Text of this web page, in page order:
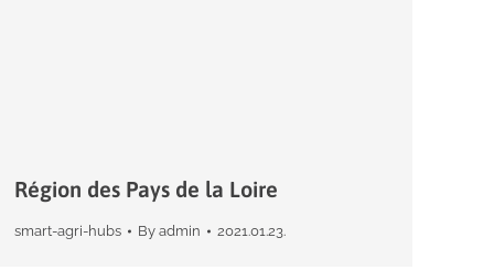
Région des Pays de la Loire
smart-agri-hubs By admin 2021.01.23.